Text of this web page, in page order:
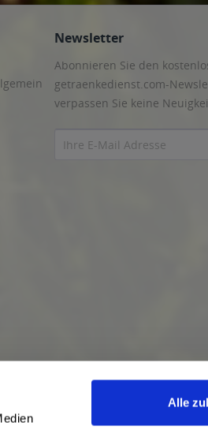
Alle
Newsletter
Abonnieren Sie den
getraenkedienst.com-
verpassen Sie keine